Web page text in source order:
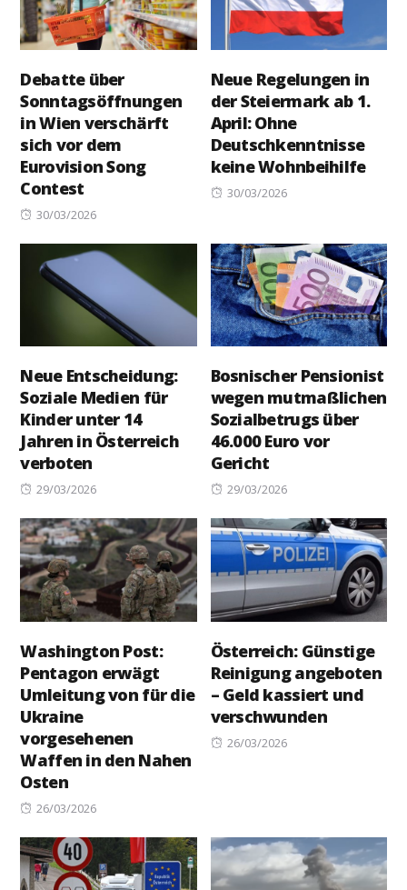
Debatte über
Sonntagsöffnungen
in Wien verschärft
sich vor dem
Eurovision Song
Contest
Posted
30/03/2026
Neue Regelungen in
der Steiermark ab 1.
April: Ohne
Deutschkenntnisse
keine Wohnbeihilfe
Posted
30/03/2026
Neue Entscheidung:
Soziale Medien für
Kinder unter 14
Jahren in Österreich
verboten
Posted
29/03/2026
Bosnischer Pensionist
wegen mutmaßlichen
Sozialbetrugs über
46.000 Euro vor
Gericht
Posted
29/03/2026
Washington Post:
Pentagon erwägt
Umleitung von für die
Ukraine
vorgesehenen
Waffen in den Nahen
Osten
Posted
26/03/2026
Österreich: Günstige
Reinigung angeboten
– Geld kassiert und
verschwunden
Posted
26/03/2026